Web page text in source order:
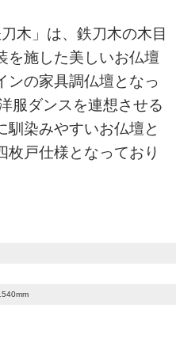
木」は、鉄刀木の木目
を施した美しいお仏壇
ンの家具調仏壇となっ
服ダンスを連想させる
馴染みやすいお仏壇と
戸仕様となっており